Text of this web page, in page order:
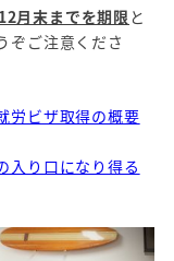
月末までを期限 と
ぞご注意くださ
労ビザ取得の概要
入り口になり得る